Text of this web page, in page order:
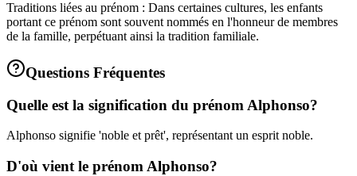
Traditions liées au prénom : Dans certaines cultures, les enfants
portant ce prénom sont souvent nommés en l'honneur de membres
de la famille, perpétuant ainsi la tradition familiale.
Questions Fréquentes
Quelle est la signification du prénom Alphonso?
Alphonso signifie 'noble et prêt', représentant un esprit noble.
D'où vient le prénom Alphonso?